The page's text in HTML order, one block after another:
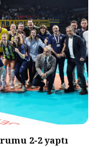
2-2 yaptı